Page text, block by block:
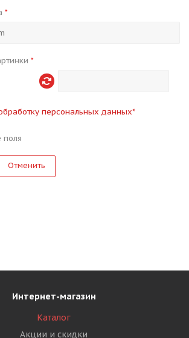
*
*
персональных данных*
поля
Отменить
Интернет-магазин
Каталог
Акции и скидки